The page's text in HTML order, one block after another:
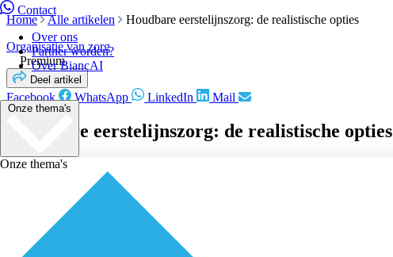
Contact
Over ons
Partner worden?
Over BiancAI
Onze thema's
Onze thema's
Home Alle artikelen
Houdbare eerstelijnszorg: de realistische opties
Organisatie van zorg
Premium
Deel artikel
Facebook WhatsApp LinkedIn Mail
Houdbare eerstelijnszorg: de realistische opties